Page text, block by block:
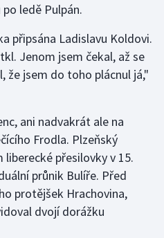
ledě Pulpán.
připsána Ladislavu Koldovi.
Jenom jsem čekal, až se
že jsem do toho plácnul já,"
ani nadvakrát ale na
Frodla. Plzeňský
liberecké přesilovky v 15.
průnik Bulíře. Před
protějšek Hrachovina,
dvojí dorážku